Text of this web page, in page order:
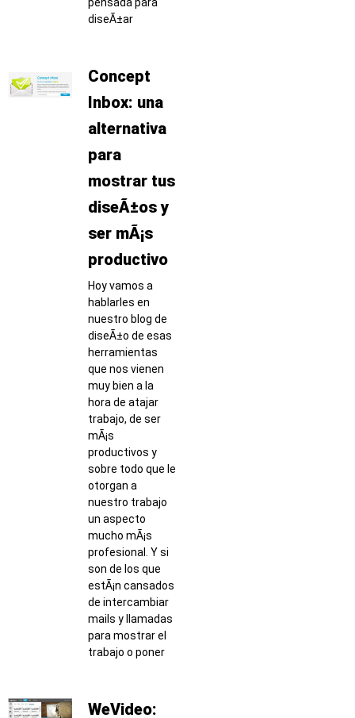
diseÃ±ar
Concept
Inbox: una
alternativa
para
mostrar tus
diseÃ±os y
ser mÃ¡s
productivo
Hoy vamos a
hablarles en
nuestro blog de
diseÃ±o de esas
herramientas
que nos vienen
muy bien a la
hora de atajar
trabajo, de ser
mÃ¡s
productivos y
sobre todo que le
otorgan a
nuestro trabajo
un aspecto
mucho mÃ¡s
profesional. Y si
son de los que
estÃ¡n cansados
de intercambiar
mails y llamadas
para mostrar el
trabajo o poner
WeVideo: